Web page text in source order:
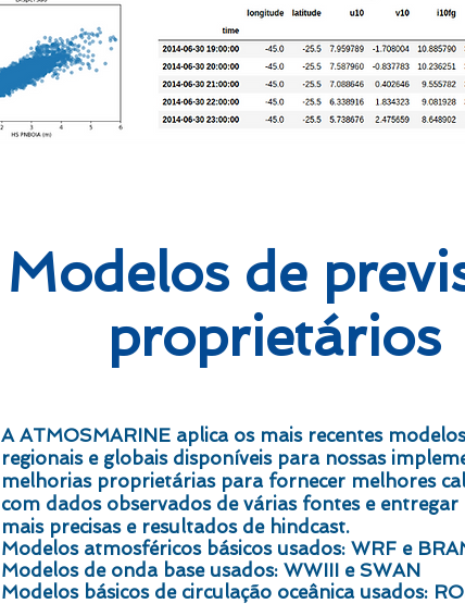
Modelos de
proprietários
A ATMOSMARINE aplica os mais recentes
regionais e globais disponíveis para nossas
melhorias proprietárias para fornecer melhores
com dados observados de várias fontes e entregar
mais precisas e resultados de hindcast.
Modelos atmosféricos básicos usados: WRF e
Modelos de onda base usados: WWIII e SWAN
Modelos básicos de circulação oceânica usados: